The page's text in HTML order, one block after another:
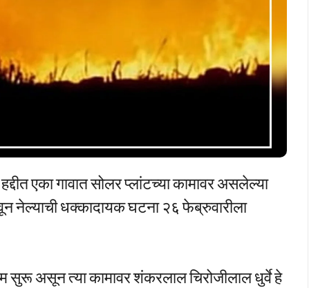
एका गावात सोलर प्लांटच्या कामावर असलेल्या
नेल्याची धक्कादायक घटना २६ फेब्रुवारीला
सुरू असून त्या कामावर शंकरलाल चिरोजीलाल धुर्वे हे